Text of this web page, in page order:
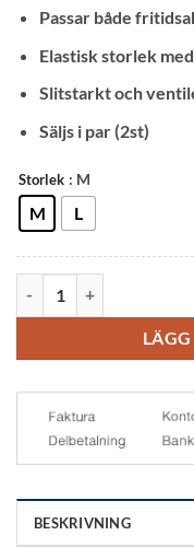
Passar både
Elastisk storlek
Slitstarkt och
Säljs i par (2st)
Storlek : M
M L
BESKRIVNING